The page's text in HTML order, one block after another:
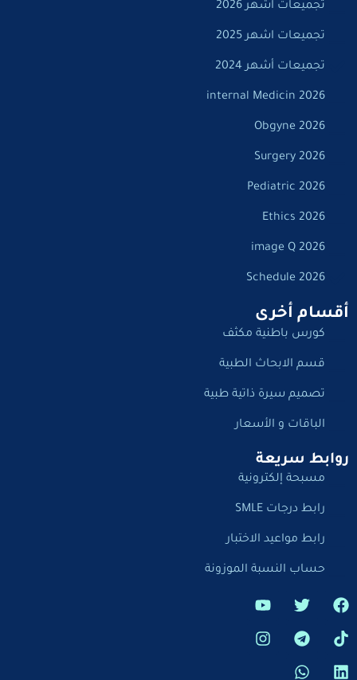
تجميعات اشهر 2026
تجميعات اشهر 2025
تجميعات أشهر 2024
internal Medicin 2026
Obgyne 2026
Surgery 2026
Pediatric 2026
Ethics 2026
image Q 2026
Schedule 2026
أقسام أخرى
كورس باطنية مكثف
قسم الابحاث الطبية
تصميم سيرة ذاتية طبية
الباقات و الأسعار
روابط سريعة
مسبحة إلكترونية
رابط درجات SMLE
رابط مواعيد الاختبار
حساب النسبة الموزونة